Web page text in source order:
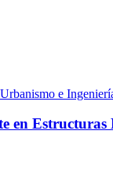
e
en